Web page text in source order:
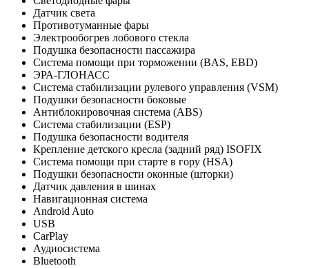
Датчик света
Противотуманные фары
Электрообогрев лобового стекла
Подушка безопасности пассажира
Система помощи при торможении (BAS, EBD)
ЭРА-ГЛОНАСС
Система стабилизации рулевого управления (VSM)
Подушки безопасности боковые
Антиблокировочная система (ABS)
Система стабилизации (ESP)
Подушка безопасности водителя
Крепление детского кресла (задний ряд) ISOFIX
Система помощи при старте в гору (HSA)
Подушки безопасности оконные (шторки)
Датчик давления в шинах
Навигационная система
Android Auto
USB
CarPlay
Аудиосистема
Bluetooth